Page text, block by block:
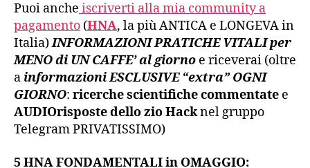
Puoi anche iscriverti alla mia community a
pagamento (HNA, la più ANTICA e LONGEVA in
Italia)INFORMAZIONI PRATICHE VITALI per
MENO di UN CAFFE’ al giorno e riceverai (oltre
a informazioni ESCLUSIVE “extra” OGNI
GIORNO: ricerche scientifiche commentate e
AUDIOrisposte dello zio Hacknel gruppo
Telegram PRIVATISSIMO)
5 HNA FONDAMENTALI in OMAGGIO: